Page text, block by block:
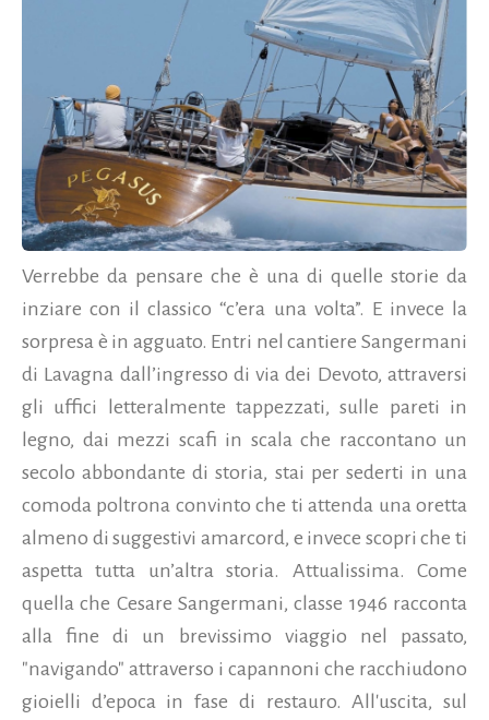
Verrebbe da pensare che è una di quelle storie da
inziare con il classico “c’era una volta”. E invece la
sorpresa è in agguato. Entri nel cantiere Sangermani
di Lavagna dall’ingresso di via dei Devoto, attraversi
gli uffici letteralmente tappezzati, sulle pareti in
legno, dai mezzi scafi in scala che raccontano un
secolo abbondante di storia, stai per sederti in una
comoda poltrona convinto che ti attenda una oretta
almeno di suggestivi amarcord, e invece scopri che ti
aspetta tutta un’altra storia. Attualissima. Come
quella che Cesare Sangermani, classe 1946 racconta
alla fine di un brevissimo viaggio nel passato,
"navigando" attraverso i capannoni che racchiudono
gioielli d’epoca in fase di restauro. All'uscita, sul